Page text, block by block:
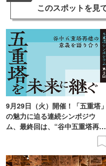
このスポットを見
9月29日（火）開催！「五重塔」
の魅力に迫る連続シンポジウ
ム、最終回は、“谷中五重塔再建